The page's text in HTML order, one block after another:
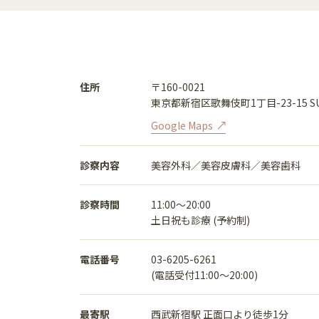
住所
〒160-0021
東京都新宿区歌舞伎町1丁目-23-15
Google Maps
診察内容 美容外科／美容皮膚科／美容歯科
診察時間
11:00〜20:00
土日祝も診療 (予約制)
電話番号
03-6205-6261
(電話受付11:00〜20:00)
最寄駅
西武新宿駅 正面口より徒歩1分